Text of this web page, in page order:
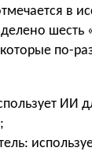
в
шесть
по-
ИИ